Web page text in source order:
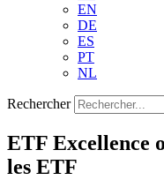
EN
DE
ES
PT
NL
Rechercher
ETF Excellence
les ETF